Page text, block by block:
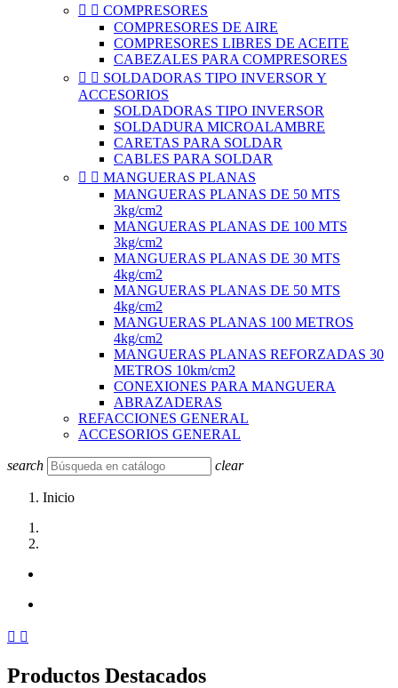
  COMPRESORES
COMPRESORES DE AIRE
COMPRESORES LIBRES DE ACEITE
CABEZALES PARA COMPRESORES
  SOLDADORAS TIPO INVERSOR Y
ACCESORIOS
SOLDADORAS TIPO INVERSOR
SOLDADURA MICROALAMBRE
CARETAS PARA SOLDAR
CABLES PARA SOLDAR
  MANGUERAS PLANAS
MANGUERAS PLANAS DE 50 MTS
3kg/cm2
MANGUERAS PLANAS DE 100 MTS
3kg/cm2
MANGUERAS PLANAS DE 30 MTS
4kg/cm2
MANGUERAS PLANAS DE 50 MTS
4kg/cm2
MANGUERAS PLANAS 100 METROS
4kg/cm2
MANGUERAS PLANAS REFORZADAS 30
METROS 10km/cm2
CONEXIONES PARA MANGUERA
ABRAZADERAS
REFACCIONES GENERAL
ACCESORIOS GENERAL
search clear
Inicio
 
Productos Destacados